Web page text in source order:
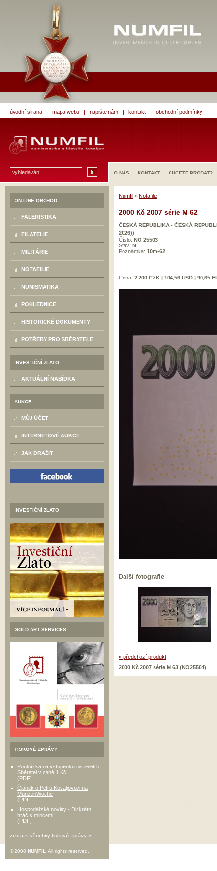
úvodní strana | mapa webu | napište nám | kontakt | obchodní podmínky
O NÁS KONTAKT CHCETE PRODAT?
ON-LINE OBCHOD
FALERISTIKA
FILATELIE
MILITÁRIE
NOTAFILIE
NUMISMATIKA
POHLEDNICE
HISTORICKÉ DOKUMENTY
POTŘEBY PRO SBĚRATELE
INVESTIČNÍ ZLATO
AKTUÁLNÍ NABÍDKA
AUKCE
MŮJ ÚČET
INTERNETOVÉ AUKCE
JAK DRAŽIT
INVESTIČNÍ ZLATO
GOLD ART SERVICES
TISKOVÉ ZPRÁVY
Poukázka na vstupenku na veletrh
Sběratel v ceně 1 Kč
(PDF)
Článek o Petru Kovaljovovi na
MünzenWoche
(PDF)
Hospodářské noviny - Diskrétní
hráč s mincemi
(PDF)
zobrazit všechny tiskové zprávy »
Numfil » Notafilie
2000 Kč 2007 série M 62
ČESKÁ REPUBLIKA - ČESKÁ
2026))
Číslo: NO 25503
Stav: N
Poznámka: 10m-62
Cena: 2 200 CZK | 104,56 USD | 90,65
Další fotografie
« předchozí produkt
2000 Kč 2007 série M 63 (NO25504)
© 2008 NUMFIL , All rights reserved.